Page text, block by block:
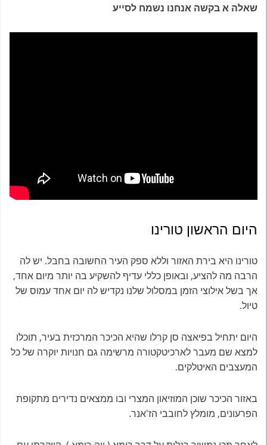
שאלה א בקשה אנחנו נשמח לסייע
היום הראשון טורינו
טורינו היא בירת האזור וללא ספק העיר החשובה בחבל. יש לה
הרבה מה להציע, ובאופן כללי עדיף להשקיע בה יותר מיום אחד,
אך בשל אילוצי הזמן במסלול שלנו נקדיש לה יום אחד עמוס של
טיול.
היום יתחיל בפיאצה סן קרלו שהיא הכיכר המרכזית בעיר, תוכלו
למצא שם מעבר לארכיטקטורה מרשימה גם חנויות יוקרה של כל
המעצבים האיטלקים.
באזור הכיכר שוכן המוזיאון המצרי ובו ממצאים נדירים מתקופת
הפרעונים, מומלץ לחובבי הז'אנר.